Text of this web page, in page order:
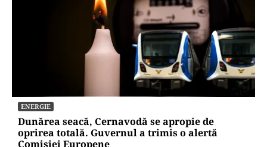
ENERGIE
Dunărea seacă, Cernavodă se apropie de
oprirea totală. Guvernul a trimis o alertă
Comisiei Europene